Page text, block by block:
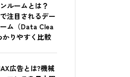
ルームとは？
注目されるデー
ム（Data Clea
かりやすく比較
広告とは?機械